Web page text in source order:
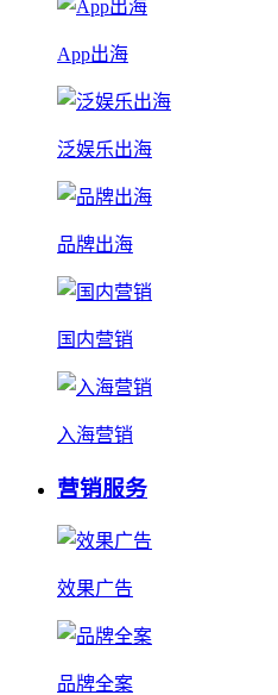
App出海
泛娱乐出海
品牌出海
国内营销
入海营销
营销服务
效果广告
品牌全案